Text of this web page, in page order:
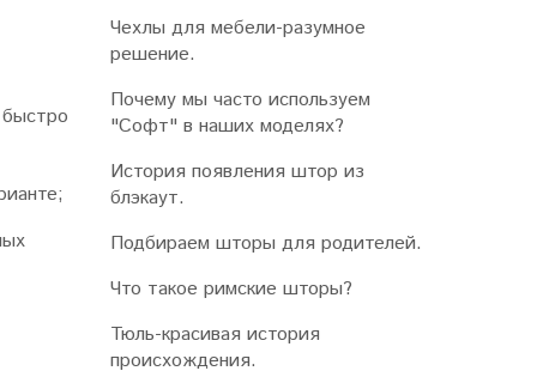
Чехлы для мебели-разумное
решение.
Почему мы часто используем
"Софт" в наших моделях?
История появления штор из
блэкаут.
Подбираем шторы для родителей.
Что такое римские шторы?
Тюль-красивая история
происхождения.